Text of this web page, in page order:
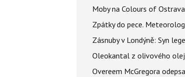
Moby na Colours of
Zpátky do pece.
Zásnuby v Londýně: Syn
Oleokantal z olivového
Overeem McGregora